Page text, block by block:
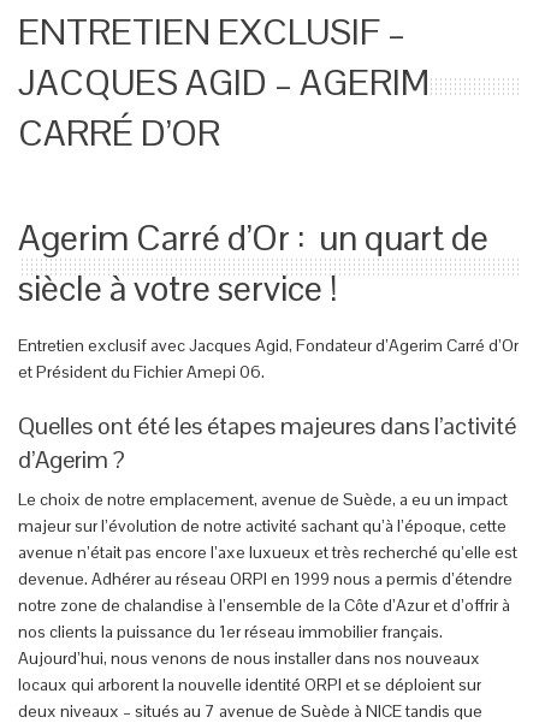
ENTRETIEN EXCLUSIF –
JACQUES AGID – AGERIM
CARRÉ D’OR
Agerim Carré d’Or : un quart de
siècle à votre service !
Entretien exclusif avec Jacques Agid, Fondateur d’Agerim Carré d’Or
et Président du Fichier Amepi 06.
Quelles ont été les étapes majeures dans l’activité
d’Agerim ?
Le choix de notre emplacement, avenue de Suède, a eu un impact
majeur sur l’évolution de notre activité sachant qu’à l’époque, cette
avenue n’était pas encore l’axe luxueux et très recherché qu’elle est
devenue. Adhérer au réseau ORPI en 1999 nous a permis d’étendre
notre zone de chalandise à l’ensemble de la Côte d’Azur et d’offrir à
nos clients la puissance du 1er réseau immobilier français.
Aujourd’hui, nous venons de nous installer dans nos nouveaux
locaux qui arborent la nouvelle identité ORPI et se déploient sur
deux niveaux – situés au 7 avenue de Suède à NICE tandis que